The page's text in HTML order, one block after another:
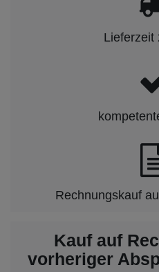
Lieferzeit
Rechnungskauf
Kauf auf
vorheriger